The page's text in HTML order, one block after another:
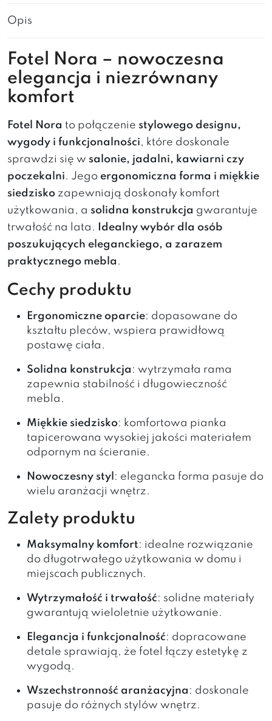
Opis
Fotel Nora – nowoczesna
elegancja i niezrównany
komfort
Fotel Nora to połączenie stylowego designu,
wygody i funkcjonalności, które doskonale
sprawdzi się w salonie, jadalni, kawiarni czy
poczekalni. Jego ergonomiczna forma i miękkie
siedzisko zapewniają doskonały komfort
użytkowania, a solidna konstrukcja gwarantuje
trwałość na lata.
Idealny wybór dla osób
poszukujących eleganckiego, a zarazem
praktycznego mebla .
Cechy produktu
Ergonomiczne oparcie: dopasowane do
kształtu pleców, wspiera prawidłową
postawę ciała.
Solidna konstrukcja : wytrzymała rama
zapewnia stabilność i długowieczność
mebla.
Miękkie siedzisko: komfortowa pianka
tapicerowana wysokiej jakości materiałem
odpornym na ścieranie.
Nowoczesny styl : elegancka forma pasuje do
wielu aranżacji wnętrz.
Zalety produktu
Maksymalny komfort: idealne rozwiązanie
do długotrwałego użytkowania w domu i
miejscach publicznych.
Wytrzymałość i trwałość: solidne materiały
gwarantują wieloletnie użytkowanie.
Elegancja i funkcjonalność: dopracowane
detale sprawiają, że fotel łączy estetykę z
wygodą.
Wszechstronność aranżacyjna : doskonale
pasuje do różnych stylów wnętrz.